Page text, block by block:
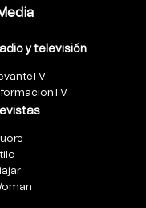
y televisión